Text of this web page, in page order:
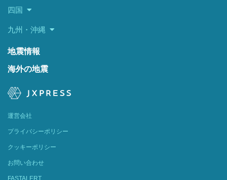
四国
九州・沖縄
地震情報
海外の地震
運営会社
プライバシーポリシー
クッキーポリシー
お問い合わせ
FASTALERT